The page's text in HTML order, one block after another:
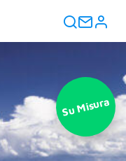
Su Misura